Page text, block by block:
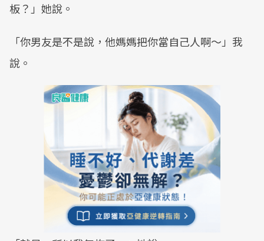
板？」她說。
「你男友是不是說，他媽媽把你當自己人啊～」我
說。